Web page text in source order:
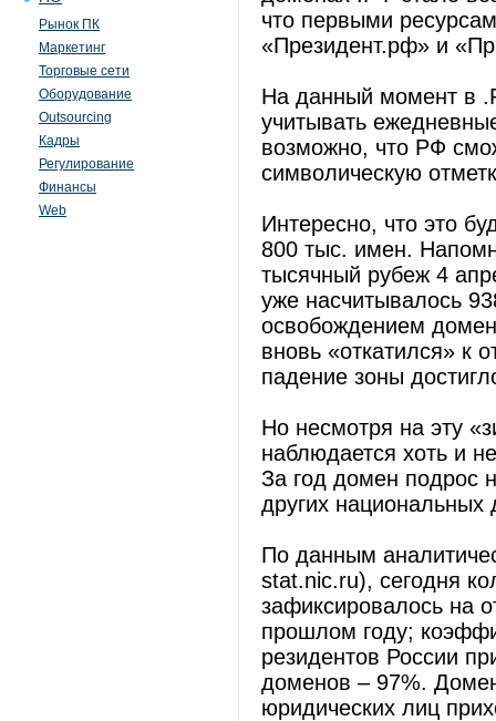
Рынок ПК
Маркетинг
Торговые сети
Оборудование
Outsourcing
Кадры
Регулирование
Финансы
Web
что первыми
«Президент.рф» и
На данный момент в
учитывать
возможно, что РФ
символическую
Интересно, что это
800 тыс. имен.
тысячный рубеж 4
уже насчитывалось
освобождением
вновь «откатился» к
падение зоны
Но несмотря на эту
наблюдается хоть и
За год домен подрос
других
По данным
stat.nic.ru), сегодня
зафиксировалось на
прошлом году;
резидентов России
доменов – 97%.
юридических лиц